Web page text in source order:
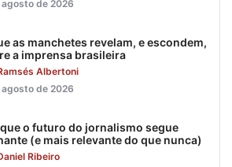
de 2026
as manchetes revelam, e escondem,
a imprensa brasileira
Albertoni
de 2026
o futuro do jornalismo segue
(e mais relevante do que nunca)
Ribeiro